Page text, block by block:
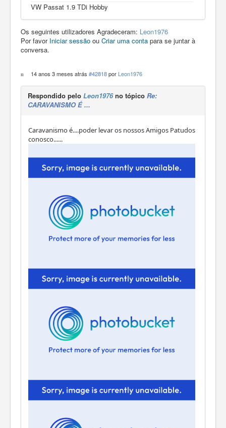
VW Passat 1.9 TDi Hobby
Os seguintes utilizadores Agradeceram: Leon1976
Por favor Iniciar sessão ou Criar uma conta para se juntar à
conversa.
14 anos 3 meses atrás #42818 por Leon1976
Respondido pelo Leon1976no tópico Re:
CARAVANISMO É ...
Caravanismo é....poder levar os nossos Amigos Patudos
conosco......